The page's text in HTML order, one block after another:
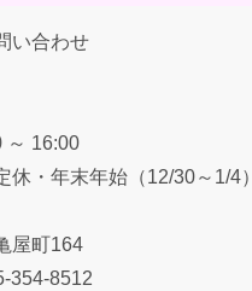
い合わせ
16:00
・年末年始（12/30～1/4）
屋町164
354-8512